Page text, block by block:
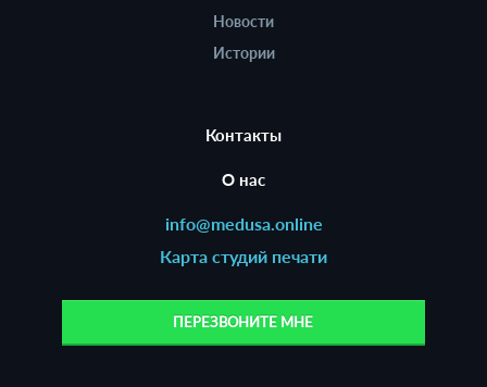
Новости
Истории
Контакты
О нас
info@medusa.online
Карта студий печати
ПЕРЕЗВОНИТЕ МНЕ